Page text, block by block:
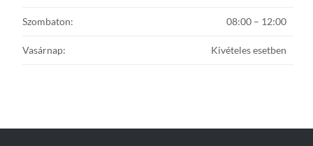
Szombaton: 08:00 – 12:00
Vasárnap: Kivételes esetben